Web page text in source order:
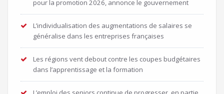
pour la promotion 2026, annonce le gouvernement
L’individualisation des augmentations de salaires se
généralise dans les entreprises françaises
Les régions vent debout contre les coupes budgétaires
dans l’apprentissage et la formation